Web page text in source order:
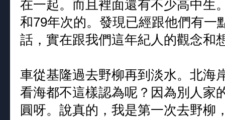
在一起。而且裡面還有不少高中生
和79年次的。發現已經跟他們有一
話，實在跟我們這年紀人的觀念和
車從基隆過去野柳再到淡水。北海
看海都不這樣認為呢？因為別人家
圓呀。說真的，我是第一次去野柳